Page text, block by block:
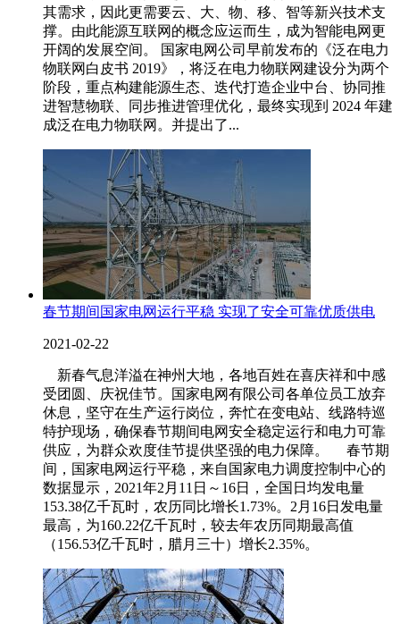
其需求，因此更需要云、大、物、移、智等新兴技术支
撑。由此能源互联网的概念应运而生，成为智能电网更
开阔的发展空间。 国家电网公司早前发布的《泛在电力
物联网白皮书 2019》，将泛在电力物联网建设分为两个
阶段，重点构建能源生态、迭代打造企业中台、协同推
进智慧物联、同步推进管理优化，最终实现到 2024 年建
成泛在电力物联网。并提出了...
春节期间国家电网运行平稳 实现了安全可靠优质供电
2021-02-22
新春气息洋溢在神州大地，各地百姓在喜庆祥和中感
受团圆、庆祝佳节。国家电网有限公司各单位员工放弃
休息，坚守在生产运行岗位，奔忙在变电站、线路特巡
特护现场，确保春节期间电网安全稳定运行和电力可靠
供应，为群众欢度佳节提供坚强的电力保障。 春节期
间，国家电网运行平稳，来自国家电力调度控制中心的
数据显示，2021年2月11日～16日，全国日均发电量
153.38亿千瓦时，农历同比增长1.73%。2月16日发电量
最高，为160.22亿千瓦时，较去年农历同期最高值
（156.53亿千瓦时，腊月三十）增长2.35%。